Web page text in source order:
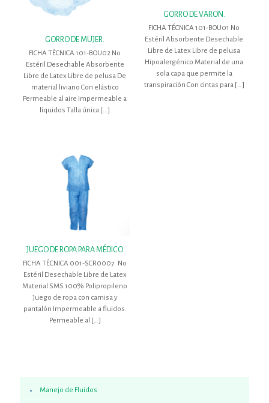
GORRO DE MUJER.
FICHA TÉCNICA 101-BOU02 No
Estéril Desechable Absorbente
Libre de Latex Libre de pelusa De
material liviano Con elástico
Permeable al aire Impermeable a
líquidos Talla única […]
GORRO DE VARON.
FICHA TÉCNICA 101-BOU01 No
Estéril Absorbente Desechable
Libre de Latex Libre de pelusa
Hipoalergénico Material de una
sola capa que permite la
transpiración Con cintas para[…]
JUEGO DE ROPA PARA MÉDICO
FICHA TÉCNICA 001-SCR0007 No
Estéril Desechable Libre de Latex
Material SMS 100% Polipropileno
Juego de ropa con camisa y
pantalón Impermeable a fluidos.
Permeable al […]
Manejo de Fluidos